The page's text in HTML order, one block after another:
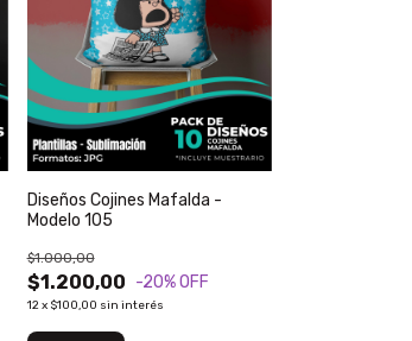
Diseños Cojines Mafalda -
Modelo 105
$1.200,00
$1.000,00
-20% OFF
12 x $100,00 sin interés